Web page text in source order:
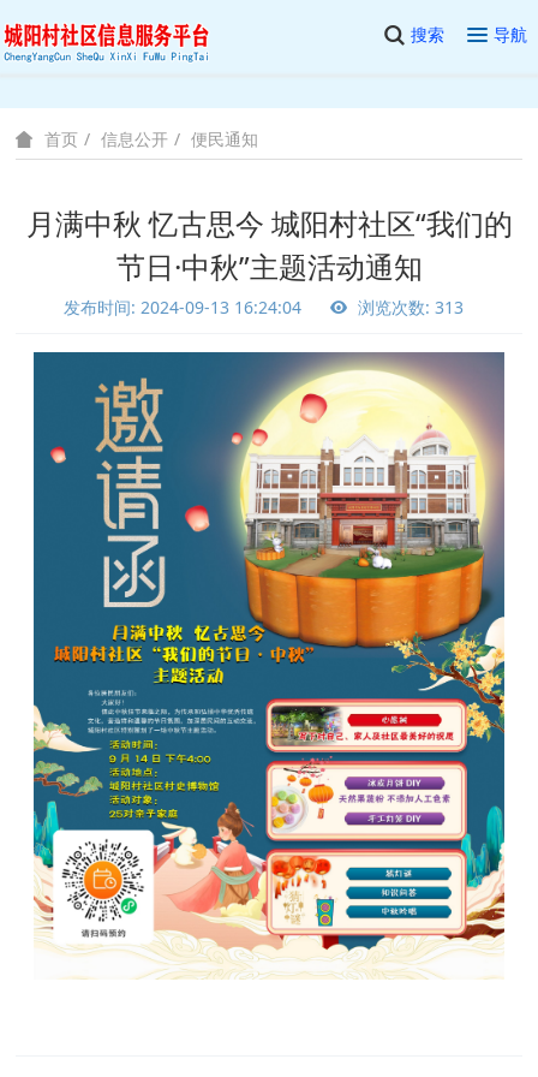
搜索 导航
首页 信息公开 便民通知
月满中秋 忆古思今 城阳村社区“我们的
节日·中秋”主题活动通知
发布时间: 2024-09-13 16:24:04 浏览次数: 313